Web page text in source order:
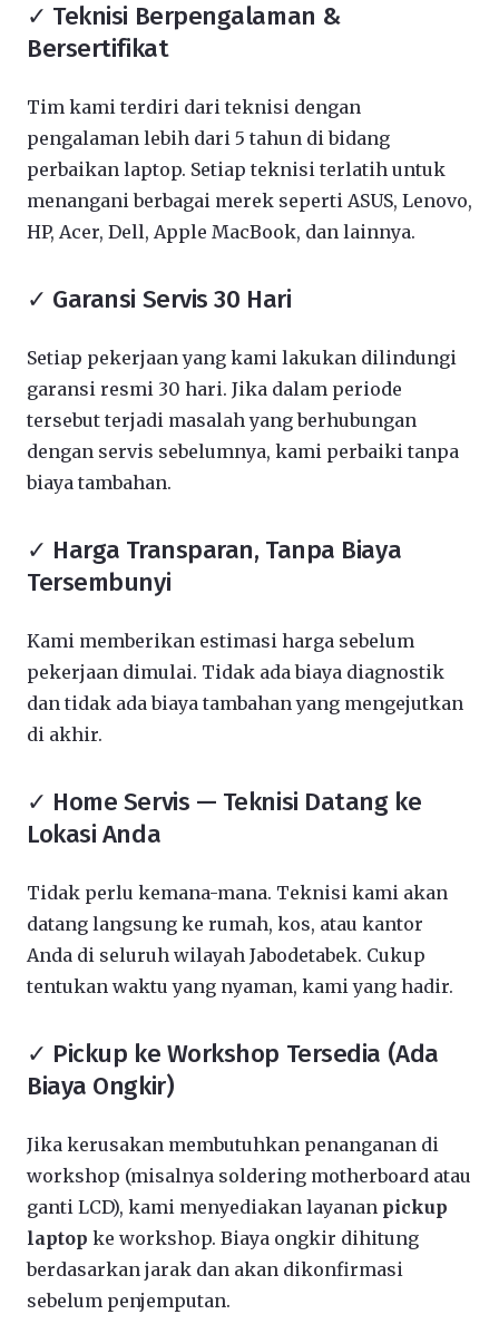
✓ Teknisi Berpengalaman &
Bersertifikat
Tim kami terdiri dari teknisi dengan
pengalaman lebih dari 5 tahun di bidang
perbaikan laptop. Setiap teknisi terlatih untuk
menangani berbagai merek seperti ASUS, Lenovo,
HP, Acer, Dell, Apple MacBook, dan lainnya.
✓ Garansi Servis 30 Hari
Setiap pekerjaan yang kami lakukan dilindungi
garansi resmi 30 hari. Jika dalam periode
tersebut terjadi masalah yang berhubungan
dengan servis sebelumnya, kami perbaiki tanpa
biaya tambahan.
✓ Harga Transparan, Tanpa Biaya
Tersembunyi
Kami memberikan estimasi harga sebelum
pekerjaan dimulai. Tidak ada biaya diagnostik
dan tidak ada biaya tambahan yang mengejutkan
di akhir.
✓ Home Servis — Teknisi Datang ke
Lokasi Anda
Tidak perlu kemana-mana. Teknisi kami akan
datang langsung ke rumah, kos, atau kantor
Anda di seluruh wilayah Jabodetabek. Cukup
tentukan waktu yang nyaman, kami yang hadir.
✓ Pickup ke Workshop Tersedia (Ada
Biaya Ongkir)
Jika kerusakan membutuhkan penanganan di
workshop (misalnya soldering motherboard atau
ganti LCD), kami menyediakan layanan pickup
laptop ke workshop. Biaya ongkir dihitung
berdasarkan jarak dan akan dikonfirmasi
sebelum penjemputan.